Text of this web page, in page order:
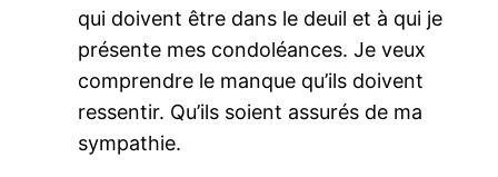
qui doivent être dans le deuil et à qui je
présente mes condoléances. Je veux
comprendre le manque qu’ils doivent
ressentir. Qu’ils soient assurés de ma
sympathie.